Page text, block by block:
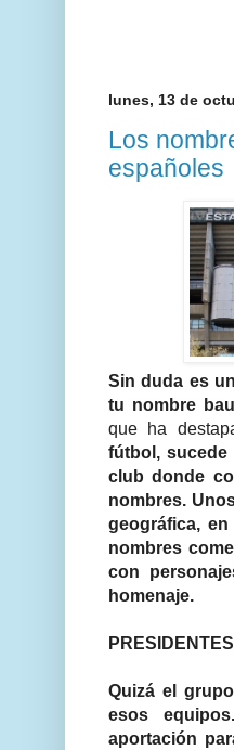
lunes, 13 de
Los
españoles
Sin duda es
tu nombre
que ha
fútbol,
club donde
nombres.
geográfica,
nombres
con
homenaje.
Quizá el
esos
aportación